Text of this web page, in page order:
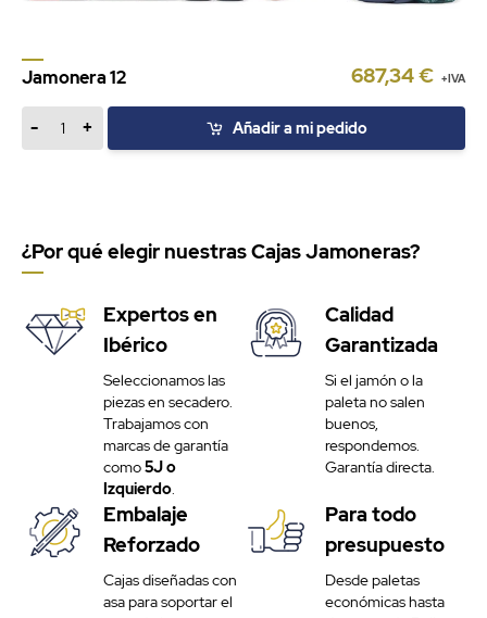
Jamonera 12 687,34 € +IVA
- + Añadir a mi pedido
¿Por qué elegir nuestras Cajas Jamoneras?
Expertos en
Ibérico
Seleccionamos las
piezas en secadero.
Trabajamos con
marcas de garantía
como5J o
Izquierdo.
Calidad
Garantizada
Si el jamón o la
paleta no salen
buenos,
respondemos.
Garantía directa.
Embalaje
Reforzado
Cajas diseñadas con
asa para soportar el
Para todo
presupuesto
Desde paletas
económicas hasta